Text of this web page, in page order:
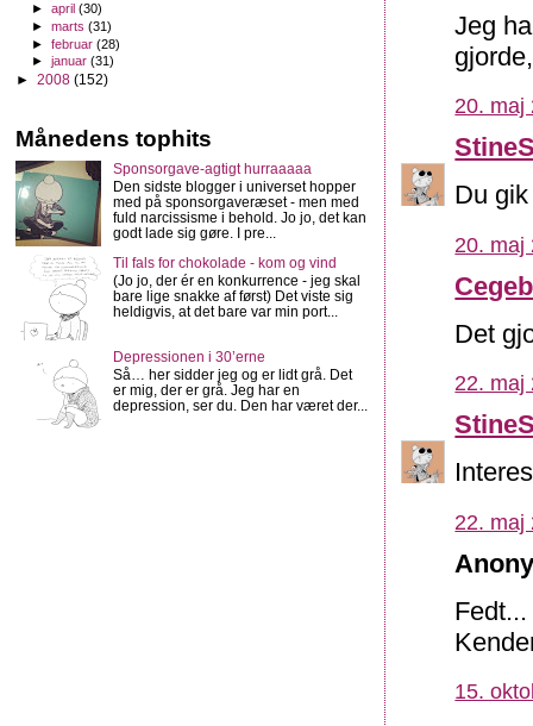
Jeg
20. maj
Du
20. maj
Det
22. maj
22. maj
Fedt...
15.
►april(30)
►marts(31)
►februar(28)
►januar(31)
► 2008 (152)
Månedens tophits
Sponsorgave-agtigt hurraaaaa
Den sidste blogger i universet hopper
med på sponsorgaveræset - men med
fuld narcissisme i behold. Jo jo, det kan
godt lade sig gøre. I pre...
Til fals for chokolade - kom og vind
(Jo jo, der ér en konkurrence - jeg skal
bare lige snakke af først) Det viste sig
heldigvis, at det bare var min port...
Depressionen i 30’erne
Så… her sidder jeg og er lidt grå. Det
er mig, der er grå. Jeg har en
depression, ser du. Den har været der...